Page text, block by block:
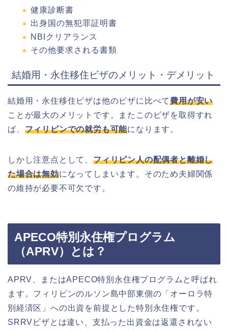
健康診断書
出身国の無犯罪証明書
NBIクリアランス
その他要求される書類
結婚用・永住移住ビザのメリット・デメリット
結婚用・永住移住ビザは他のビザに比べて費用が安い
ことが最大のメリットです。またこのビザを取得すれ
ば、 フィリピンでの就労も可能になります。
しかし注意点として、 フィリピン人の配偶者と離婚し
た場合は無効になってしまいます。そのため夫婦関係
の維持が必要不可欠です。
APECO特別永住権プログラム
（APRV）とは？
APRV、またはAPECO特別永住権プログラムと呼ばれ
ます。フィリピンのルソン島中部東側の「オーロラ特
別経済区」への出資を前提とした特別永住権です。
SRRVビザとは違い、支払った出資金は返還されない